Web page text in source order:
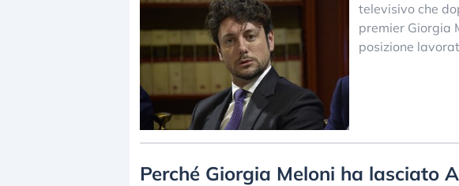
televisivo che
premier Giorgia
posizione
Perché Giorgia Meloni ha lasciato